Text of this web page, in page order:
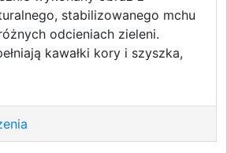
stabilizowanego mchu
odcieniach zieleni.
kawałki kory i szyszka,